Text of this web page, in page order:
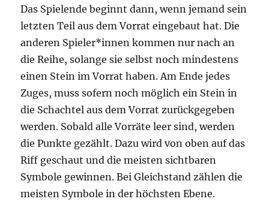
Das Spielende beginnt dann, wenn jemand sein
letzten Teil aus dem Vorrat eingebaut hat. Die
anderen Spieler*innen kommen nur nach an
die Reihe, solange sie selbst noch mindestens
einen Stein im Vorrat haben. Am Ende jedes
Zuges, muss sofern noch möglich ein Stein in
die Schachtel aus dem Vorrat zurückgegeben
werden. Sobald alle Vorräte leer sind, werden
die Punkte gezählt. Dazu wird von oben auf das
Riff geschaut und die meisten sichtbaren
Symbole gewinnen. Bei Gleichstand zählen die
meisten Symbole in der höchsten Ebene.